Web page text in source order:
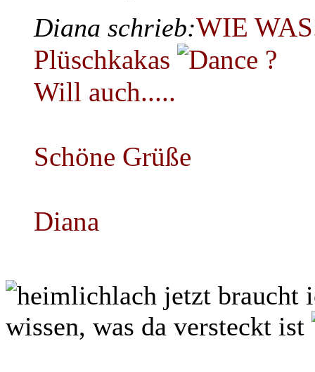
Diana schrieb:WIE
Plüschkakas
?
Will auch.....
Schöne Grüße
Diana
jetzt braucht
wissen, was da versteckt ist